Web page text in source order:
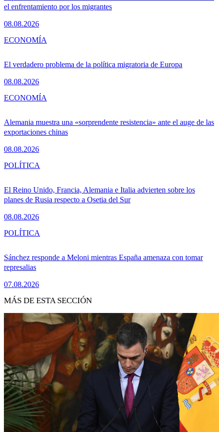
el enfrentamiento por los migrantes
08.08.2026
El verdadero problema de la política migratoria de Europa
08.08.2026
ECONOMÍA
Alemania muestra una «sorprendente resistencia» ante el auge de las
exportaciones chinas
08.08.2026
ECONOMÍA
El Reino Unido, Francia, Alemania e Italia advierten sobre los
planes de Rusia respecto a Osetia del Sur
08.08.2026
POLÍTICA
Sánchez responde a Meloni mientras España amenaza con tomar
represalias
07.08.2026
POLÍTICA
MÁS DE ESTA SECCIÓN